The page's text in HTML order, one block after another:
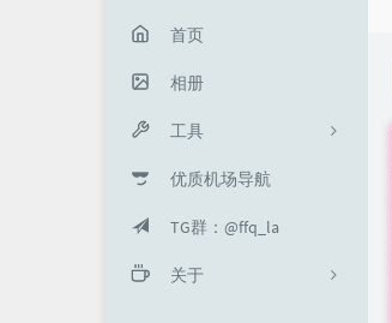
首页
相册
工具
工具箱
音乐解锁
URL短连接
优质机场导航
TG群：@ffq_la
关于